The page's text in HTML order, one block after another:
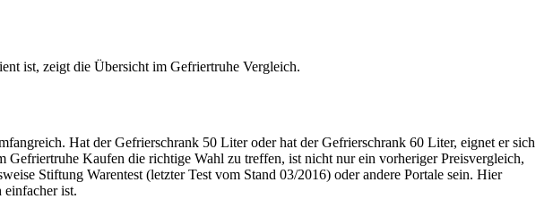
ist, zeigt die Übersicht im Gefriertruhe Vergleich.
Hat der Gefrierschrank 50 Liter oder hat der Gefrierschrank 60 Liter, eignet er sich
Kaufen die richtige Wahl zu treffen, ist nicht nur ein vorheriger Preisvergleich,
Stiftung Warentest (letzter Test vom Stand 03/2016) oder andere Portale sein. Hier
einfacher ist.